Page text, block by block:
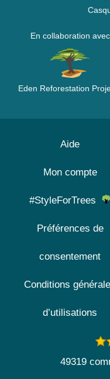
En collaboration avec
Eden Reforestation
Aide
Mon compte
#StyleForTrees
Préférences de
consentement
Conditions
d’utilisations
49319